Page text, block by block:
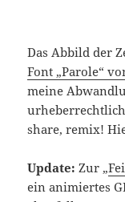
Das Abbild der
Font „Parole“
meine
share, remix!
Update:Zur „
ein animiertes